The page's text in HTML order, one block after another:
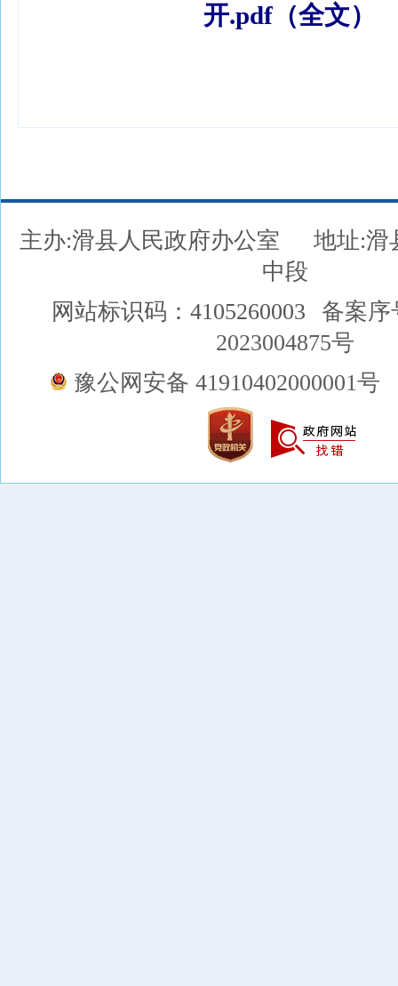
开.pdf（全文）
主办:滑县人民政府办公室
地址:滑
中段
网站标识码：4105260003
备案序
2023004875号
豫公网安备 41910402000001号